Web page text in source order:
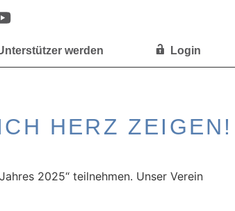
werden Login
HERZ ZEIGEN!
2025“ teilnehmen. Unser Verein